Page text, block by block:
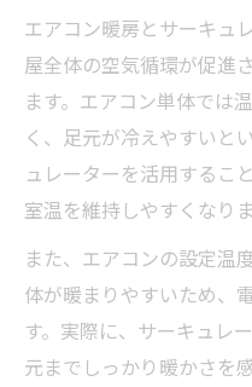
エアコン暖房とサーキュ
屋全体の空気循環が促進
ます。エアコン単体では
く、足元が冷えやすいと
ュレーターを活用するこ
室温を維持しやすくなりま
また、エアコンの設定温
体が暖まりやすいため、
す。実際に、サーキュレ
元までしっかり暖かさを